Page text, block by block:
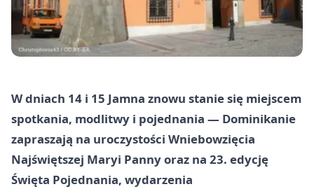
W dniach 14 i 15 Jamna znowu stanie się miejscem
spotkania, modlitwy i pojednania — Dominikanie
zapraszają na uroczystości Wniebowzięcia
Najświętszej Maryi Panny oraz na 23. edycję
Święta Pojednania, wydarzenia